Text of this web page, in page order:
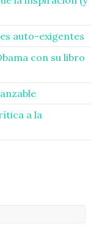
auto-exigentes
con su libro
a la